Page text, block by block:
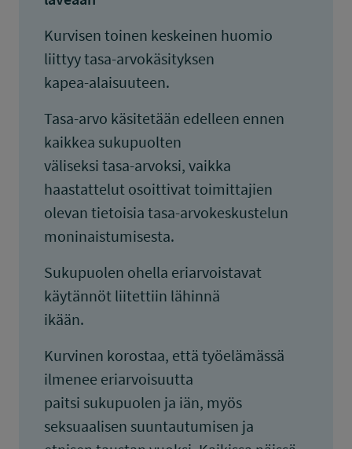
Kurvisen toinen keskeinen huomio
liittyy tasa-arvokäsityksen
kapea-alaisuuteen.
Tasa-arvo käsitetään edelleen ennen
kaikkea sukupuolten
väliseksi tasa-arvoksi, vaikka
haastattelut osoittivat toimittajien
olevan tietoisia tasa-arvokeskustelun
moninaistumisesta.
Sukupuolen ohella eriarvoistavat
käytännöt liitettiin lähinnä
ikään.
Kurvinen korostaa, että työelämässä
ilmenee eriarvoisuutta
paitsi sukupuolen ja iän, myös
seksuaalisen suuntautumisen ja